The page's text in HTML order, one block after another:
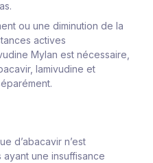
ou une diminution de la
actives
Mylan est nécessaire,
lamivudine et
d’abacavir n’est
une insuffisance